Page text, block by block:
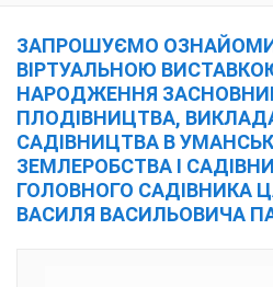
ЗАПРОШУЄМО
ВІРТУАЛЬНОЮ
НАРОДЖЕННЯ
ПЛОДІВНИЦТВА,
САДІВНИЦТВА В
ЗЕМЛЕРОБСТВА І
ГОЛОВНОГО САДІВНИКА
ВАСИЛЯ ВАСИЛЬОВИЧА